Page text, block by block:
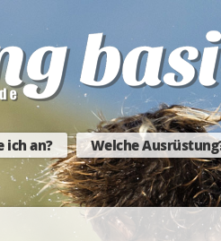
ich an? Welche